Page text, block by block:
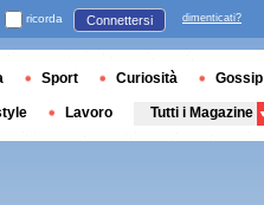
ricorda Connettersi dimenticati?
Sport Curiosità Gossip
Lavoro Tutti i Magazine